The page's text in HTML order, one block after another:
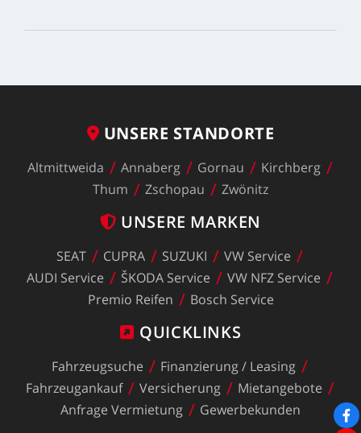
UNSERE STANDORTE
Altmittweida Annaberg Gornau
Kirchberg
Thum
Zschopau Zwönitz
UNSERE MARKEN
SEAT CUPRA SUZUKI VW Service
AUDI Service ŠKODA Service VW NFZ Service
Premio Reifen Bosch Service
QUICKLINKS
Fahrzeugsuche Finanzierung/ Leasing
Fahrzeugankauf
Versicherung
Mietangebote
Anfrage Vermietung Gewerbekunden